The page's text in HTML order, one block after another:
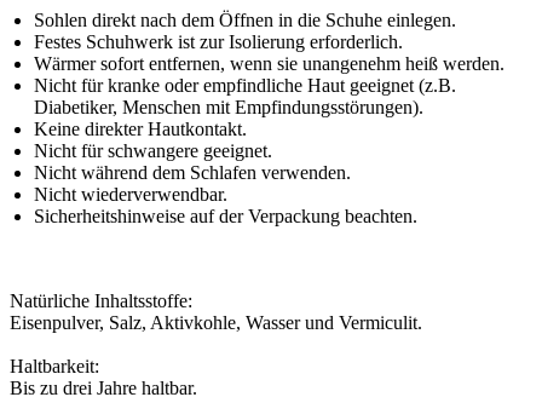
Sohlen direkt nach dem Öffnen in die Schuhe einlegen.
Festes Schuhwerk ist zur Isolierung erforderlich.
Wärmer sofort entfernen, wenn sie unangenehm heiß werden.
Nicht für kranke oder empfindliche Haut geeignet (z.B.
Diabetiker, Menschen mit Empfindungsstörungen).
Keine direkter Hautkontakt.
Nicht für schwangere geeignet.
Nicht während dem Schlafen verwenden.
Nicht wiederverwendbar.
Sicherheitshinweise auf der Verpackung beachten.
Natürliche Inhaltsstoffe:
Eisenpulver, Salz, Aktivkohle, Wasser und Vermiculit.
Haltbarkeit:
Bis zu drei Jahre haltbar.